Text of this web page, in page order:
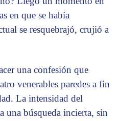
en que se había
se resquebrajó, crujió a
una confesión que
venerables paredes a fin
La intensidad del
búsqueda incierta, sin